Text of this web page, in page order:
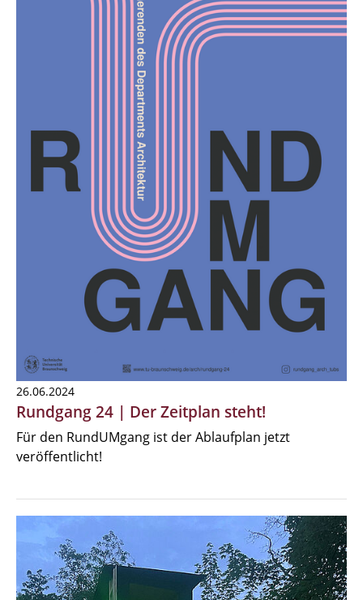
26.06.2024
Rundgang 24 | Der Zeitplan steht!
Für den RundUMgang ist der Ablaufplan jetzt
veröffentlicht!